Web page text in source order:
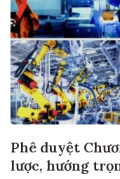
Phê duyệt
lược, hướng